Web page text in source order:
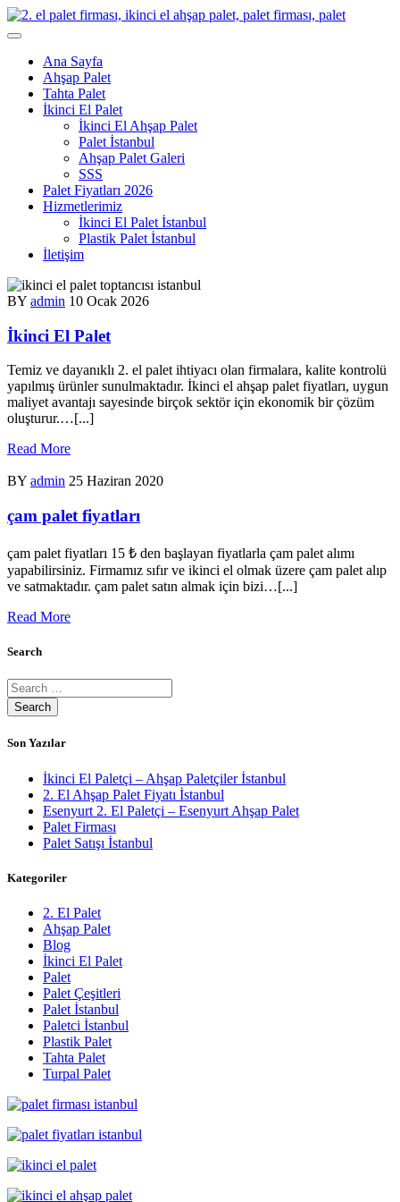
Skip
to
Ana Sayfa
Ahşap Palet
Tahta Palet
İkinci El Palet
İkinci El Ahşap Palet
Palet İstanbul
Ahşap Palet Galeri
SSS
Palet Fiyatları 2026
Hizmetlerimiz
İkinci El Palet İstanbul
Plastik Palet İstanbul
İletişim
BY admin 10 Ocak 2026
İkinci El Palet
Temiz ve dayanıklı 2. el palet ihtiyacı olan firmalara, kalite kontrolü
yapılmış ürünler sunulmaktadır. İkinci el ahşap palet fiyatları, uygun
maliyet avantajı sayesinde birçok sektör için ekonomik bir çözüm
oluşturur.…[...]
Read More
BY admin 25 Haziran 2020
çam palet fiyatları
çam palet fiyatları 15 ₺ den başlayan fiyatlarla çam palet alımı
yapabilirsiniz. Firmamız sıfır ve ikinci el olmak üzere çam palet alıp
ve satmaktadır. çam palet satın almak için bizi…[...]
Read More
Search
Son Yazılar
İkinci El Paletçi – Ahşap Paletçiler İstanbul
2. El Ahşap Palet Fiyatı İstanbul
Esenyurt 2. El Paletçi – Esenyurt Ahşap Palet
Palet Firması
Palet Satışı İstanbul
Kategoriler
2. El Palet
Ahşap Palet
Blog
İkinci El Palet
Palet
Palet Çeşitleri
Palet İstanbul
Paletci İstanbul
Plastik Palet
Tahta Palet
Turpal Palet